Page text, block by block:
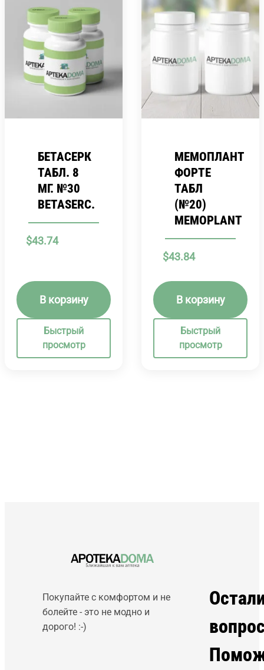
БЕТАСЕРК
ТАБЛ. 8
МГ. №30
BETASERC.
$43.74
В корзину
Быстрый
просмотр
МЕМОПЛАНТ
ФОРТЕ
ТАБЛ
(№20)
MEMOPLANT
$43.84
В корзину
Быстрый
просмотр
Покупайте с комфортом и не
болейте - это не модно и
дорого! :-)